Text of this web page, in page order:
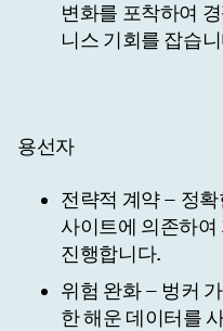
변화를 포착하여
니스 기회를 잡습
용선자
전략적 계약– 정확
사이트에 의존하여
진행합니다.
위험 완화– 벙커
한 해운 데이터를